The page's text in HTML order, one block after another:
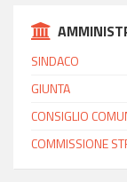
SINDACO
GIUNTA
CONSIGLIO
COMMISSIONE